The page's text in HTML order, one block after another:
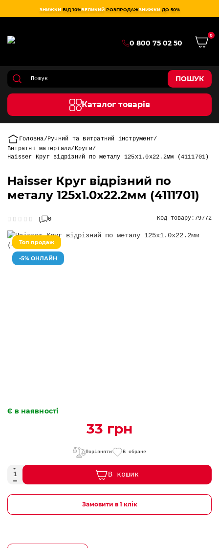
ЗНИЖКИ ВІД 10%ВЕЛИКИЙ РОЗПРОДАЖЗНИЖКИ ДО 50%
0 800 75 02 50
0
ПОШУК
Каталог товарів
Головна Ручний та витратний інструмент
Витратні матеріали
Круги
Haisser Круг відрізний по металу 125х1.0х22.2мм (4111701)
Haisser Круг відрізний по
металу 125х1.0х22.2мм (4111701)
0 Код товару: 79772
Топ продаж
-5% ОНЛАЙН
Є в наявності
33 грн
Порівняти В обране
В кошик
Замовити в 1 клік